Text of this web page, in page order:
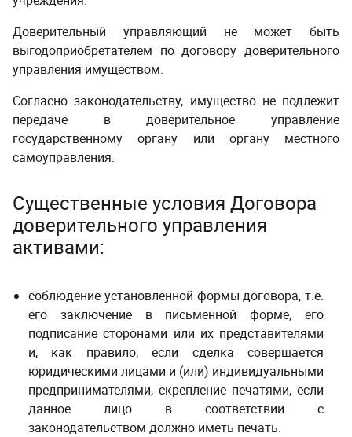
Доверительный управляющий не может быть
выгодоприобретателем по договору доверительного
управления имуществом.
Согласно законодательству, имущество не подлежит
передаче в доверительное управление
государственному органу или органу местного
самоуправления.
Существенные условия Договора
доверительного управления
активами:
соблюдение установленной формы договора, т.е.
его заключение в письменной форме, его
подписание сторонами или их представителями
и, как правило, если сделка совершается
юридическими лицами и (или) индивидуальными
предпринимателями, скрепление печатями, если
данное лицо в соответствии с
законодательством должно иметь печать.